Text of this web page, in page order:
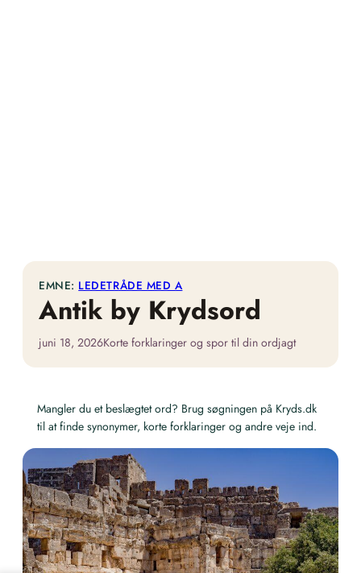
EMNE: LEDETRÅDE MED A
Antik by Krydsord
juni 18, 2026Korte forklaringer og spor til din ordjagt
Mangler du et beslægtet ord? Brug søgningen på Kryds.dk
til at finde synonymer, korte forklaringer og andre veje ind.